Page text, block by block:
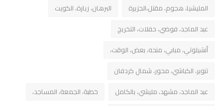
المليشيا، هجوم، مقتل،الجزيرة
البرهان، زيارة، الكويت
عبد الماجد، فوضي، حفلات، التخريج
أنشيلوتي، مبابي، منحه، بعض، الوقت،
تنوير، الكباشي، محور، شمال كردفان
عبد الماجد، مشهد، مليشي، بالكامل
خطبة، الجمعة، المساجد،